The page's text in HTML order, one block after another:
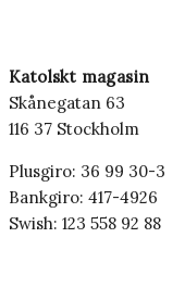
Katolskt magasin
Skånegatan 63
116 37 Stockholm
Plusgiro: 36 99 30-3
Bankgiro: 417-4926
Swish: 123 558 92 88